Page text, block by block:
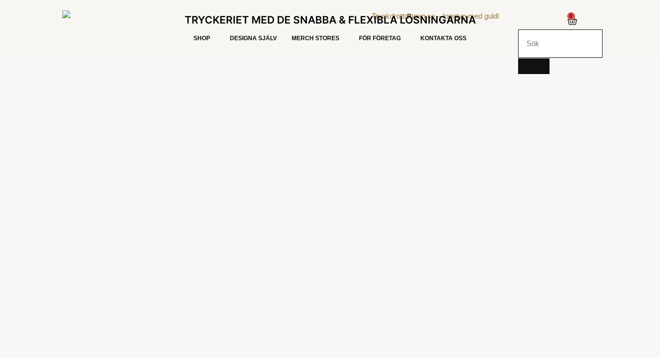
TRYCKERIET MED DE SNABBA & FLEXIBLA LÖSNINGARNA
SHOP DESIGNA SJÄLV MERCH STORES FÖR FÖRETAG KONTAKTA OSS
0